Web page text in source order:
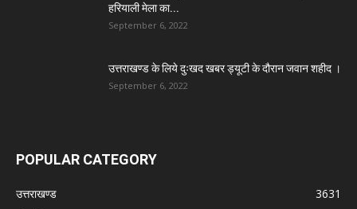
हरियाली मेला का...
September 6, 2022
उत्तराखण्ड के लिये दुःखद खबर ड्यूटी के दौरान जवान शहीद ।
September 6, 2022
POPULAR CATEGORY
उत्तराखण्ड
3631